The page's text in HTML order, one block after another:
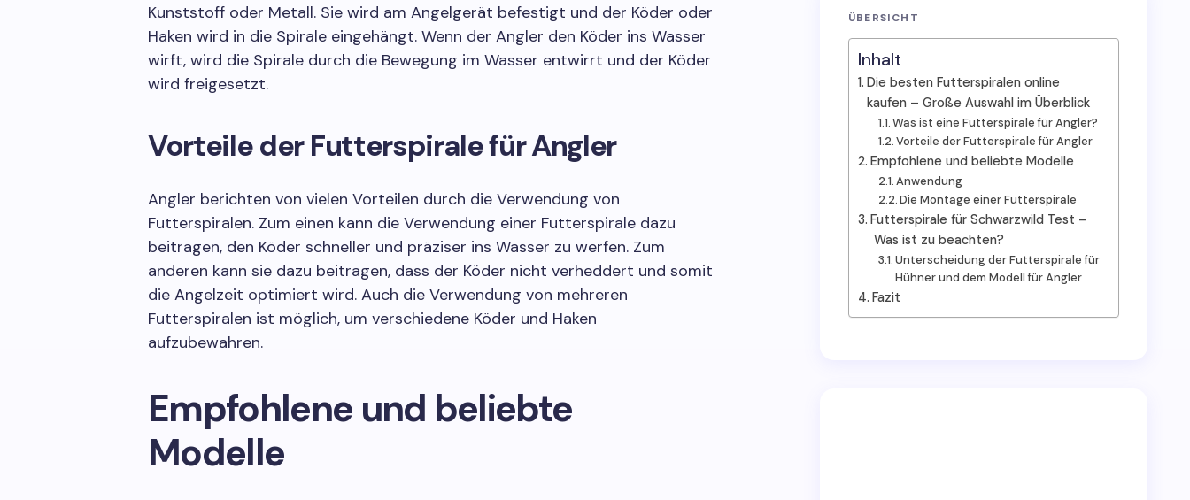
Kunststoff oder Metall. Sie wird am Angelgerät befestigt und der Köder oder
Haken wird in die Spirale eingehängt. Wenn der Angler den Köder ins Wasser
wirft, wird die Spirale durch die Bewegung im Wasser entwirrt und der Köder
wird freigesetzt.
Vorteile der Futterspirale für Angler
Angler berichten von vielen Vorteilen durch die Verwendung von
Futterspiralen. Zum einen kann die Verwendung einer Futterspirale dazu
beitragen, den Köder schneller und präziser ins Wasser zu werfen. Zum
anderen kann sie dazu beitragen, dass der Köder nicht verheddert und somit
die Angelzeit optimiert wird. Auch die Verwendung von mehreren
Futterspiralen ist möglich, um verschiedene Köder und Haken
aufzubewahren.
Empfohlene und beliebte
Modelle
ÜBERSICHT
Inhalt
Die besten Futterspiralen online
kaufen – Große Auswahl im Überblick
Was ist eine Futterspirale für Angler?
Vorteile der Futterspirale für Angler
Empfohlene und beliebte Modelle
Anwendung
Die Montage einer Futterspirale
Futterspirale für Schwarzwild Test –
Was ist zu beachten?
Unterscheidung der Futterspirale für
Hühner und dem Modell für Angler
Fazit